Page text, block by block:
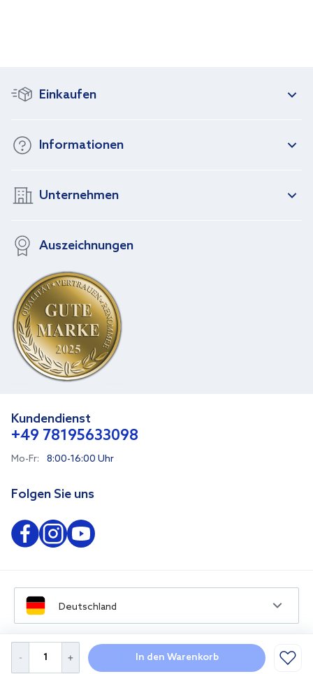
In den Warenkorb
Einkaufen
Informationen
Unternehmen
Auszeichnungen
Kundendienst
+49 78195633098
Mo-Fr: 8:00-16:00 Uhr
Folgen Sie uns
Deutschland